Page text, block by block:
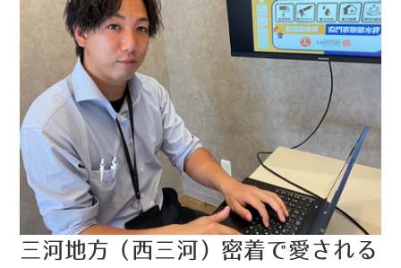
三河地方（西三河）密着で愛される